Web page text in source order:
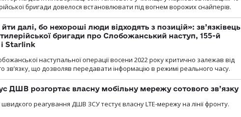
бригади довелося встановлювати під вогнем ворожих снайперів.
далі, бо нехороші люди відходять з позицій»: зв’язківець
бригади про Слобожанський наступ, 155-й
і Starlink
наступальної операції восени 2022 року критично залежав від
зв’язку, що дозволяв передавати інформацію в режимі реального часу.
ДШВ розгортає власну мобільну мережу сотового зв’язку
швидкого реагування ДШВ ЗСУ тестує власну LTE-мережу на лінії фронту.